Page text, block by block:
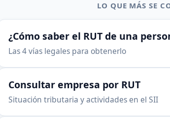
LO QUE MÁS SE
¿Cómo saber el RUT de una
Las 4 vías legales para obtenerlo
Consultar empresa por RUT
Situación tributaria y actividades en el SII